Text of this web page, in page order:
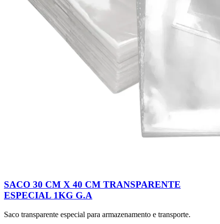
SACO 30 CM X 40 CM TRANSPARENTE
ESPECIAL 1KG G.A
Saco transparente especial para armazenamento e transporte.